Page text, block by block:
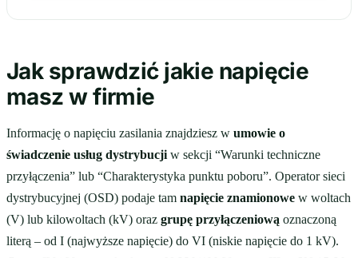
Jak sprawdzić jakie napięcie
masz w firmie
Informację o napięciu zasilania znajdziesz w umowie o
świadczenie usług dystrybucji w sekcji “Warunki techniczne
przyłączenia” lub “Charakterystyka punktu poboru”. Operator sieci
dystrybucyjnej (OSD) podaje tam napięcie znamionowe w woltach
(V) lub kilowoltach (kV) oraz grupę przyłączeniową oznaczoną
literą – od I (najwyższe napięcie) do VI (niskie napięcie do 1 kV).